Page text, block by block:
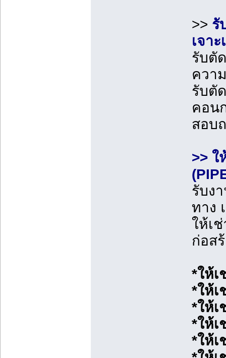
>> รั
เจา
รับตั
ควา
รับตั
คอน
สอบ
>> ใ
รับง
ทาง
ให้เ
ก่อส
*ให้
*ให้เ
*ให้
*ให้เ
*ให้เ